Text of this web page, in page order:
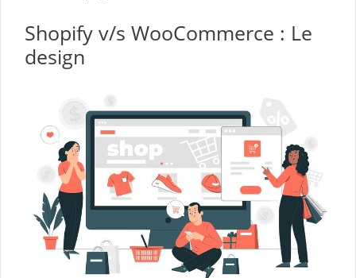
Shopify v/s WooCommerce : Le
design